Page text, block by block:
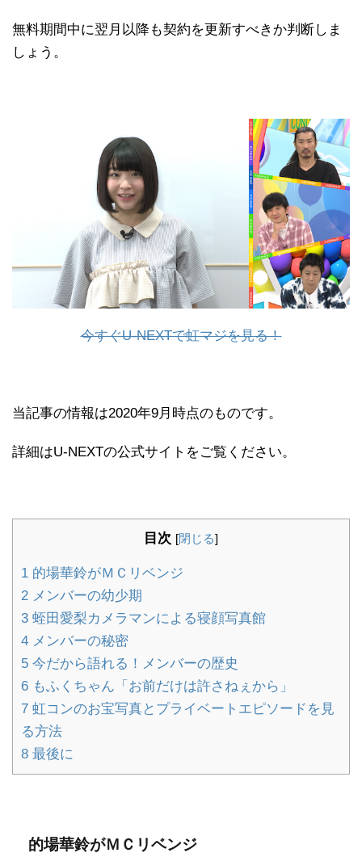
無料期間中に翌月以降も契約を更新すべきか判断しま
しょう。
今すぐU-NEXTで虹マジを見る！
当記事の情報は2020年9月時点のものです。
詳細はU-NEXTの公式サイトをご覧ください。
目次 [閉じる]
1 的場華鈴がＭＣリベンジ
2 メンバーの幼少期
3 蛭田愛梨カメラマンによる寝顔写真館
4 メンバーの秘密
5 今だから語れる！メンバーの歴史
6 もふくちゃん「お前だけは許さねぇから」
7 虹コンのお宝写真とプライベートエピソードを見
る方法
8 最後に
的場華鈴がＭＣリベンジ